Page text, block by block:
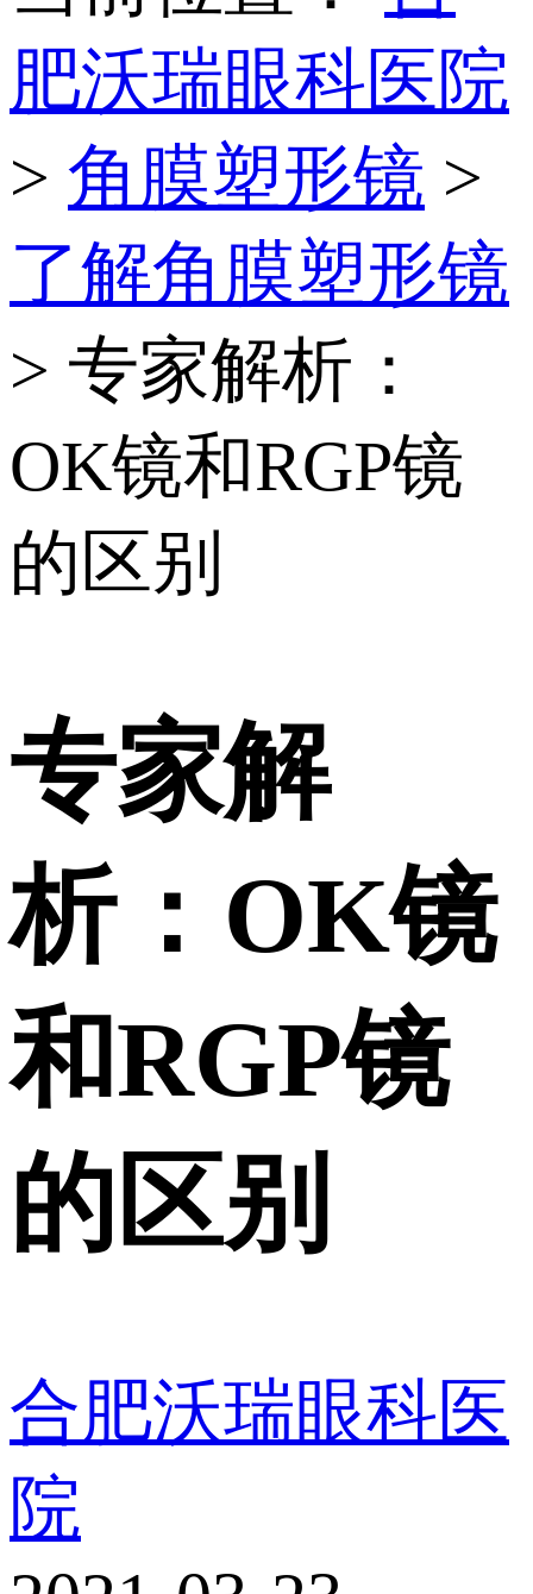
肥沃瑞眼科医院
> 角膜塑形镜 >
了解角膜塑形镜
> 专家解析：
OK镜和RGP镜
的区别
专家解
析：OK镜
和RGP镜
的区别
合肥沃瑞眼科医
院